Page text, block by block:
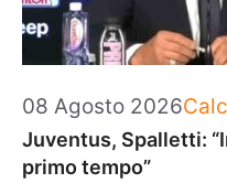
08 Agosto 2026
Juventus, Spalletti:
primo tempo”